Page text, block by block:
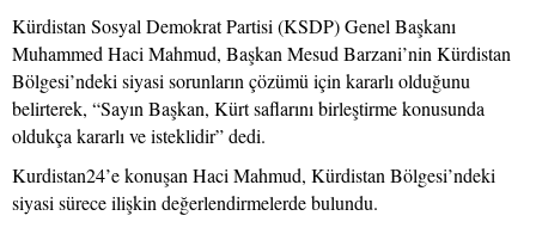
Kürdistan Sosyal Demokrat Partisi (KSDP) Genel Başkanı
Muhammed Haci Mahmud, Başkan Mesud Barzani’nin Kürdistan
Bölgesi’ndeki siyasi sorunların çözümü için kararlı olduğunu
belirterek, “Sayın Başkan, Kürt saflarını birleştirme konusunda
oldukça kararlı ve isteklidir” dedi.
Kurdistan24’e konuşan Haci Mahmud, Kürdistan Bölgesi’ndeki
siyasi sürece ilişkin değerlendirmelerde bulundu.